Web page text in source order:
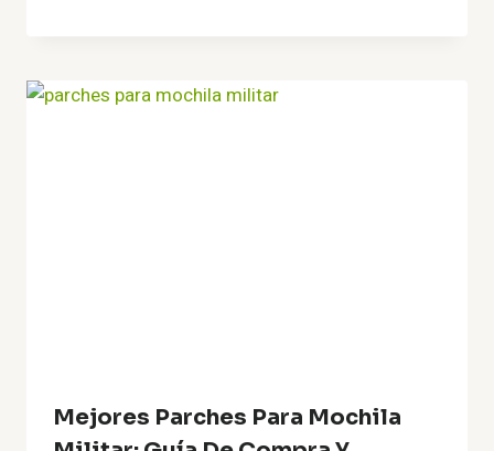
Mejores Parches Para Mochila